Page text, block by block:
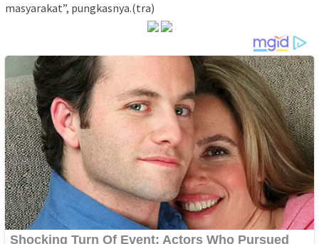
masyarakat”, pungkasnya.(tra)